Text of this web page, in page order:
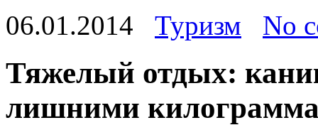
06.01.2014
Туризм No
Тяжелый отдых:
лишними